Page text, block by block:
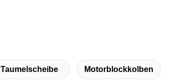
Taumelscheibe Motorblockkolben